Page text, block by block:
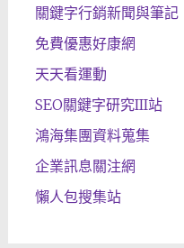
關鍵字行銷新聞與筆記
免費優惠好康網
天天看運動
SEO關鍵字研究III站
鴻海集團資料蒐集
企業訊息關注網
懶人包搜集站